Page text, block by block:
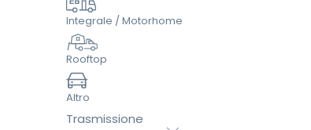
Integrale / Motorhome
Rooftop
Altro
Trasmissione